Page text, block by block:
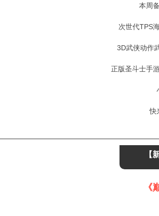
本周
次世代TPS
3D武侠动作
正版圣斗士手
快
【
《